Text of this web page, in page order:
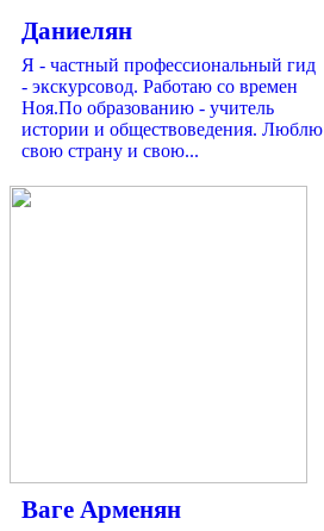
Даниелян
Я - частный профессиональный гид
- экскурсовод. Работаю со времен
Ноя.По образованию - учитель
истории и обществоведения. Люблю
свою страну и свою...
Ваге Арменян